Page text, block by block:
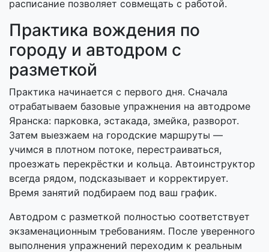
расписание позволяет совмещать с работой.
Практика вождения по
городу и автодром с
разметкой
Практика начинается с первого дня. Сначала
отрабатываем базовые упражнения на автодроме
Яранска: парковка, эстакада, змейка, разворот.
Затем выезжаем на городские маршруты —
учимся в плотном потоке, перестраиваться,
проезжать перекрёстки и кольца. Автоинструктор
всегда рядом, подсказывает и корректирует.
Время занятий подбираем под ваш график.
Автодром с разметкой полностью соответствует
экзаменационным требованиям. После уверенного
выполнения упражнений переходим к реальным